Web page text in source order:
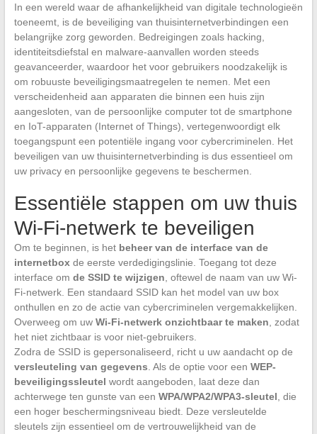
In een wereld waar de afhankelijkheid van digitale technologieën
toeneemt, is de beveiliging van thuisinternetverbindingen een
belangrijke zorg geworden. Bedreigingen zoals hacking,
identiteitsdiefstal en malware-aanvallen worden steeds
geavanceerder, waardoor het voor gebruikers noodzakelijk is
om robuuste beveiligingsmaatregelen te nemen. Met een
verscheidenheid aan apparaten die binnen een huis zijn
aangesloten, van de persoonlijke computer tot de smartphone
en IoT-apparaten (Internet of Things), vertegenwoordigt elk
toegangspunt een potentiële ingang voor cybercriminelen. Het
beveiligen van uw thuisinternetverbinding is dus essentieel om
uw privacy en persoonlijke gegevens te beschermen.
Essentiële stappen om uw thuis
Wi-Fi-netwerk te beveiligen
Om te beginnen, is het beheer van de interface van de
internetboxde eerste verdedigingslinie. Toegang tot deze
interface om de SSID te wijzigen , oftewel de naam van uw Wi-
Fi-netwerk. Een standaard SSID kan het model van uw box
onthullen en zo de actie van cybercriminelen vergemakkelijken.
Overweeg om uw Wi-Fi-netwerk onzichtbaar te maken , zodat
het niet zichtbaar is voor niet-gebruikers.
Zodra de SSID is gepersonaliseerd, richt u uw aandacht op de
versleuteling van gegevens . Als de optie voor een WEP-
beveiligingssleutel wordt aangeboden, laat deze dan
achterwege ten gunste van een WPA/WPA2/WPA3-sleutel , die
een hoger beschermingsniveau biedt. Deze versleutelde
sleutels zijn essentieel om de vertrouwelijkheid van de